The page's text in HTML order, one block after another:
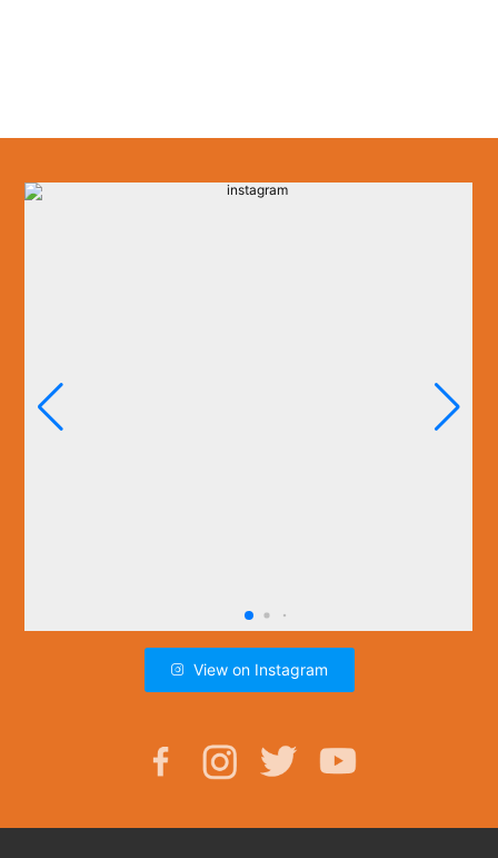
View on Instagram